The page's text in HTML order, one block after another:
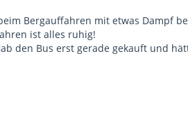
Bergauffahren mit etwas Dampf
ist alles ruhig!
den Bus erst gerade gekauft und